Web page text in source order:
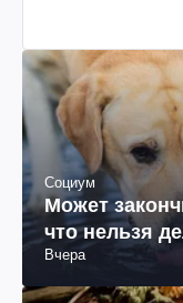
Социум
Может
что нельзя
Вчера